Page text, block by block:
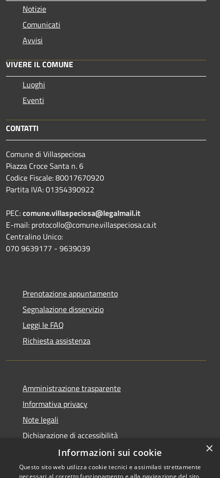
Notizie
Comunicati
Avvisi
VIVERE IL COMUNE
Luoghi
Eventi
CONTATTI
Comune di Villaspeciosa
Piazza Croce Santa n. 6
Codice Fiscale: 80017670920
Partita IVA: 01354390922
PEC:comune.villaspeciosa@legalmail.it
E-mail: protocollo@comune.villaspeciosa.ca.it
Centralino Unico:
070 9639177 - 9639039
Prenotazione appuntamento
Segnalazione disservizio
Leggi le FAQ
Richiesta assistenza
Amministrazione trasparente
Informativa privacy
Note legali
Dichiarazione di accessibilità
×
Informazioni sui cookie
Questo sito web utilizza cookie tecnici e assimilati strettamente
necessari al corretto funzionamento e alla navigazione del sito,